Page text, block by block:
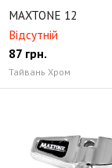
Педали бас-
Хай-хет стойки
Крепление,
Настроечный
MAXTONE 12
Відсутній
87 грн.
Тайвань Хром